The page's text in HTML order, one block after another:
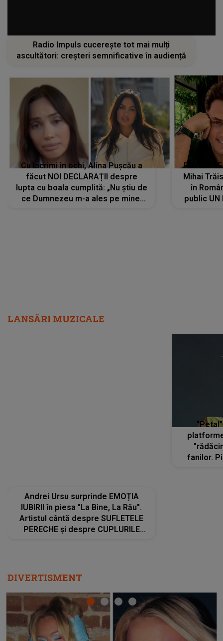
Radio Impuls cucerește tot mai mulți
ascultători: creșteri semnificative în audiență
Cu lacrimi în ochi, Alina Pușcău a
făcut NOI DECLARAȚII despre
lupta cu boala cumplită: „Nu știu de
ce Dumnezeu m-a ales pe mine.
Mihai
în
public UN
LANSĂRI MUZICALE
fanilor.
DIVERTISMENT